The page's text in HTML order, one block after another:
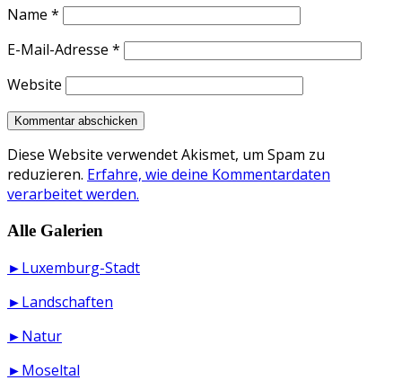
Name *
E-Mail-Adresse *
Website
Diese Website verwendet Akismet, um Spam zu
reduzieren. Erfahre, wie deine Kommentardaten
verarbeitet werden.
Alle Galerien
►Luxemburg-Stadt
►Landschaften
►Natur
►Moseltal